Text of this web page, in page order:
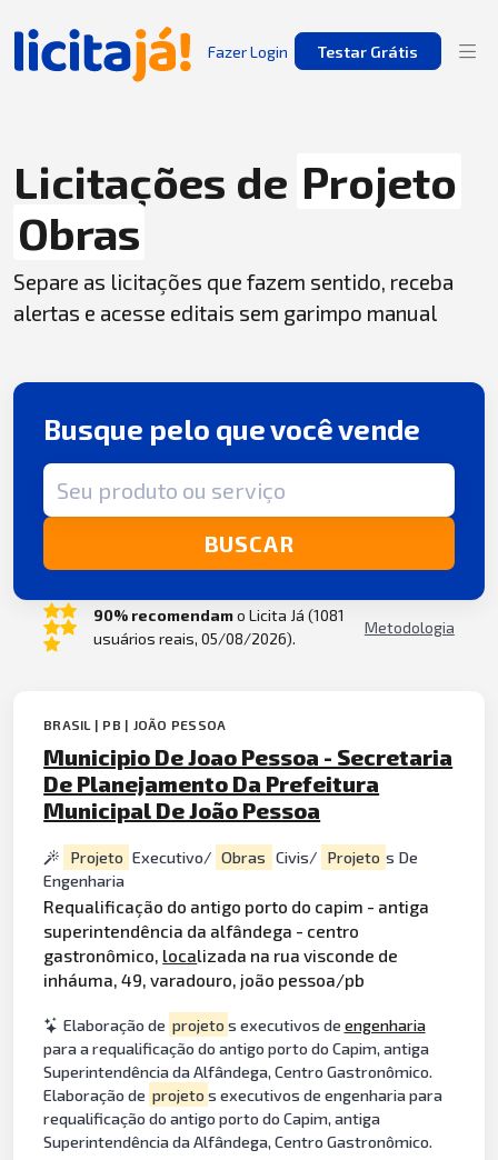
Fazer Login Testar Grátis
Licitações de Projeto
Obras
Separe as licitações que fazem sentido, receba
alertas e acesse editais sem garimpo manual
Busque pelo que você vende
Termo de busca
BUSCAR
90% recomendamo Licita Já (1081
usuários reais, 05/08/2026).
Metodologia
BRASIL | PB | JOÃO PESSOA
Municipio De Joao Pessoa - Secretaria
De Planejamento Da Prefeitura
Municipal De João Pessoa
Projeto Executivo/ Obras Civis/ Projeto s De
Engenharia
Requalificação do antigo porto do capim - antiga
superintendência da alfândega - centro
gastronômico, localizada na rua visconde de
inháuma, 49, varadouro, joão pessoa/pb
Elaboração de projeto s executivos de engenharia
para a requalificação do antigo porto do Capim, antiga
Superintendência da Alfândega, Centro Gastronômico.
Elaboração de projeto s executivos de engenharia para
requalificação do antigo porto do Capim, antiga
Superintendência da Alfândega, Centro Gastronômico.